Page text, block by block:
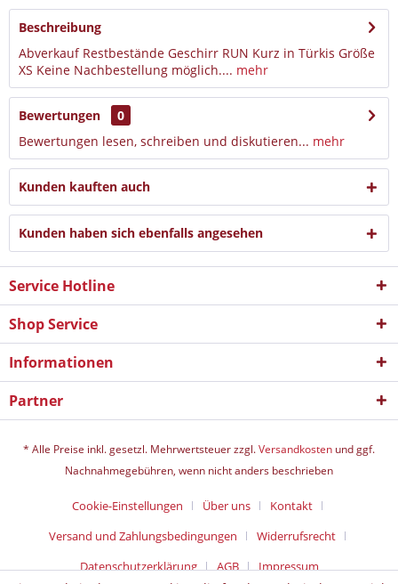
Beschreibung
Abverkauf Restbestände Geschirr RUN Kurz in Türkis Größe
XS Keine Nachbestellung möglich.... mehr
Bewertungen
0
Bewertungen lesen, schreiben und diskutieren... mehr
Kunden kauften auch
Kunden haben sich ebenfalls angesehen
Service Hotline
Shop Service
Informationen
Partner
* Alle Preise inkl. gesetzl. Mehrwertsteuer zzgl.Versandkosten und ggf.
Nachnahmegebühren, wenn nicht anders beschrieben
Cookie-Einstellungen Über uns
Kontakt
Versand und Zahlungsbedingungen
Widerrufsrecht
Datenschutz­erklärung
AGB Impressum